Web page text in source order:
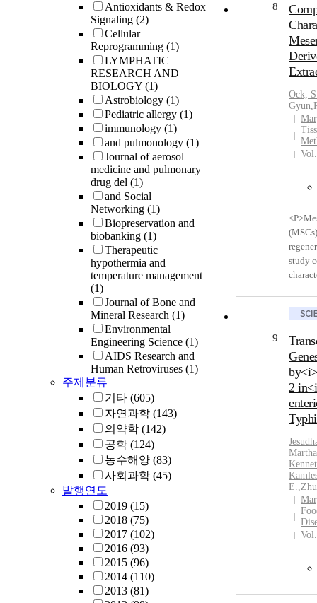
Antioxidants & Redox
Signaling (2)
Cellular
Reprogramming (1)
LYMPHATIC
RESEARCH AND
BIOLOGY (1)
Astrobiology (1)
Pediatric allergy (1)
immunology (1)
and pulmonology (1)
Journal of aerosol
medicine and pulmonary
drug del (1)
and Social
Networking (1)
Biopreservation and
biobanking (1)
Therapeutic
hypothermia and
temperature management
(1)
Journal of Bone and
Mineral Research (1)
Environmental
Engineering Science (1)
AIDS Research and
Human Retroviruses (1)
주제분류
기타 (605)
자연과학 (143)
의약학 (142)
공학 (124)
농수해양 (83)
사회과학 (45)
발행연도
2019 (15)
2018 (75)
2017 (102)
2016 (93)
2015 (96)
2014 (110)
2013 (81)
8
Ock,
Gyun,
study
45,
mRNA
cells,
the
9
2
E.,